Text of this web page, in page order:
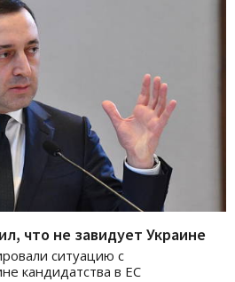
что не завидует Украине
ситуацию с
кандидатства в ЕС